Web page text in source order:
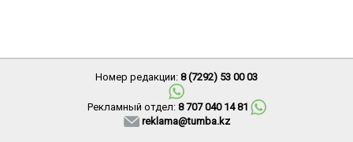
Номер редакции: 8 (7292) 53 00 03
Рекламный отдел: 8 707 040 14 81
reklama@tumba.kz